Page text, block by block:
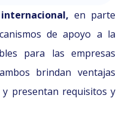
en parte
de apoyo a la
para las empresas
brindan ventajas
presentan requisitos y